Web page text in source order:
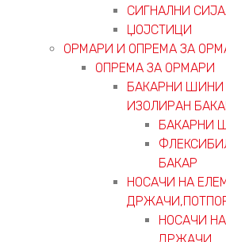
СИГНАЛНИ
ЏОЈСТИЦИ
ОРМАРИ И ОПРЕМА ЗА
ОПРЕМА ЗА ОРМАРИ
БАКАРНИ ШИНИ
ИЗОЛИРАН
БАКАРНИ
БАКАР
НОСАЧИ НА
НОСАЧИ
ДРЖАЧИ